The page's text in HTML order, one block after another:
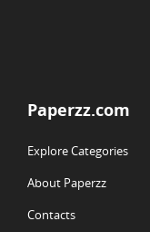
Paperzz.com
Explore Categories
About Paperzz
Contacts